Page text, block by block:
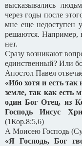
высказывались
через годы после
мне еще недоступен
решаются. Например,
нет.
Сразу возникают
единственный? Или
Апостол Павел
«Ибо хотя и есть
земле, так как есть
один Бог Отец, из
Господь Иисус
(1Кор.8:5,6)
А Моисею Господь
«Я Господь, Бог